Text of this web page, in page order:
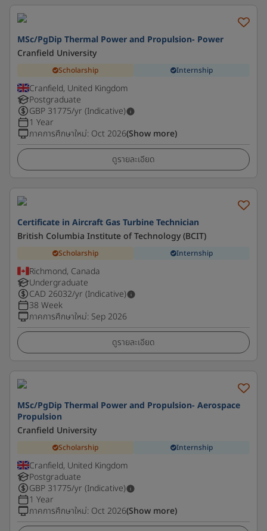
MSc/PgDip Thermal Power and Propulsion- Power
Cranfield University
Scholarship Internship
Cranfield, United Kingdom
Postgraduate
GBP 31775/yr (Indicative)
1 Year
ภาคการศึกษาใหม่: Oct 2026(Show more)
ดูรายละเอียด
Certificate in Aircraft Gas Turbine Technician
British Columbia Institute of Technology (BCIT)
Scholarship Internship
Richmond, Canada
Undergraduate
CAD 26032/yr (Indicative)
38 Week
ภาคการศึกษาใหม่: Sep 2026
ดูรายละเอียด
MSc/PgDip Thermal Power and Propulsion- Aerospace
Propulsion
Cranfield University
Scholarship Internship
Cranfield, United Kingdom
Postgraduate
GBP 31775/yr (Indicative)
1 Year
ภาคการศึกษาใหม่: Oct 2026(Show more)